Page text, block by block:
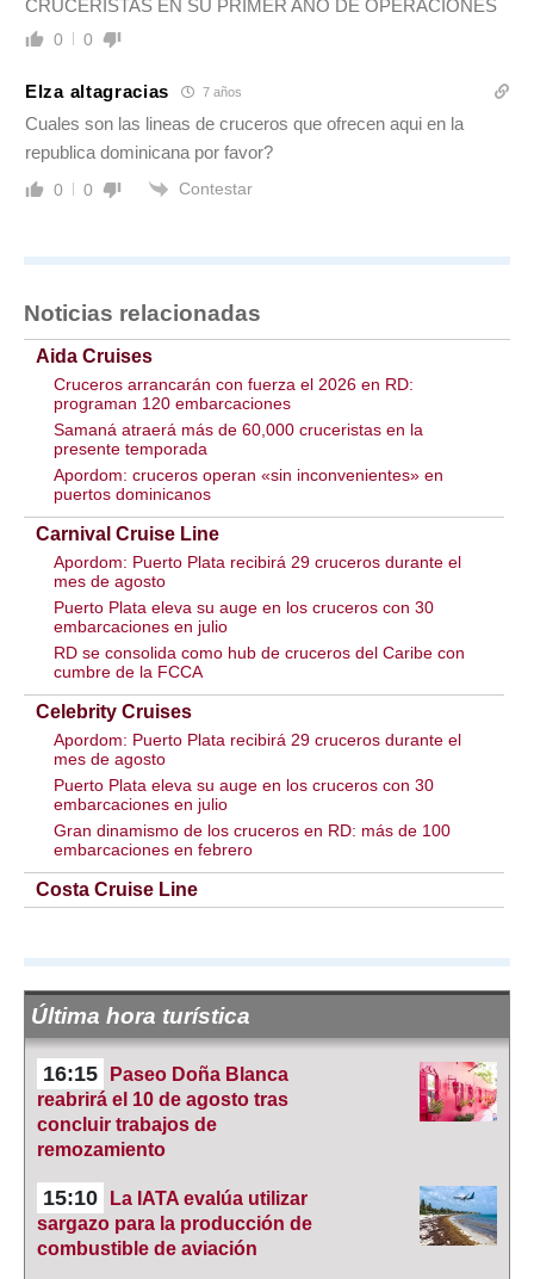
CRUCERISTAS EN SU PRIMER AÑO DE OPERACIONES
0 0
Elza altagracias 7 años
Cuales son las lineas de cruceros que ofrecen aqui en la
republica dominicana por favor?
0 0 Contestar
Noticias relacionadas
Aida Cruises
Cruceros arrancarán con fuerza el 2026 en RD:
programan 120 embarcaciones
Samaná atraerá más de 60,000 cruceristas en la
presente temporada
Apordom: cruceros operan «sin inconvenientes» en
puertos dominicanos
Carnival Cruise Line
Apordom: Puerto Plata recibirá 29 cruceros durante el
mes de agosto
Puerto Plata eleva su auge en los cruceros con 30
embarcaciones en julio
RD se consolida como hub de cruceros del Caribe con
cumbre de la FCCA
Celebrity Cruises
Apordom: Puerto Plata recibirá 29 cruceros durante el
mes de agosto
Puerto Plata eleva su auge en los cruceros con 30
embarcaciones en julio
Gran dinamismo de los cruceros en RD: más de 100
embarcaciones en febrero
Costa Cruise Line
Última hora turística
16:15
Paseo Doña Blanca
reabrirá el 10 de agosto tras
concluir trabajos de
remozamiento
15:10
La IATA evalúa utilizar
sargazo para la producción de
combustible de aviación